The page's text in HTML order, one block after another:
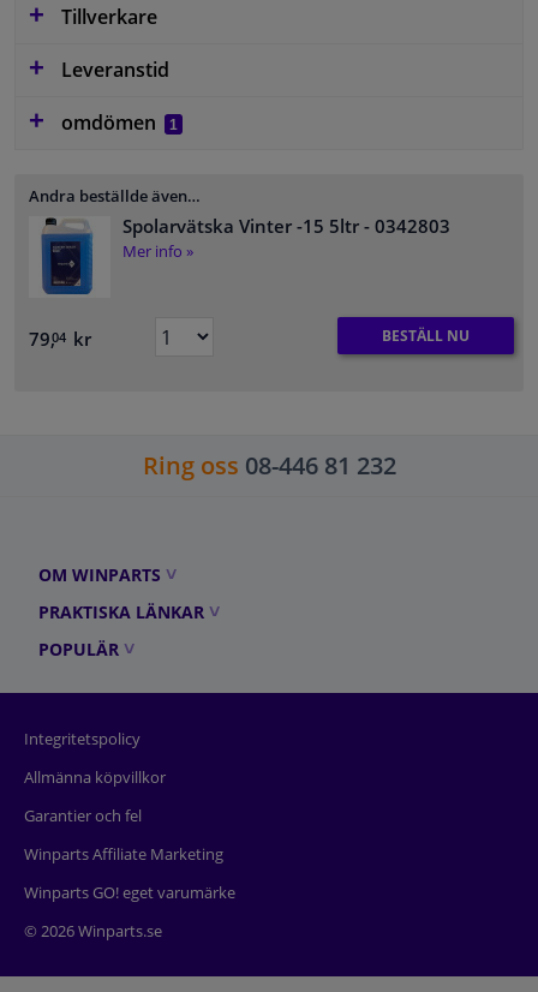
Tillverkare
Leveranstid
omdömen
1
Andra beställde även…
Spolarvätska Vinter -15 5ltr - 0342803
Mer info »
79,04 kr BESTÄLL NU
Ring oss 08-446 81 232
OM WINPARTS
PRAKTISKA LÄNKAR
POPULÄR
Integritetspolicy
Allmänna köpvillkor
Garantier och fel
Winparts Affiliate Marketing
Winparts GO! eget varumärke
© 2026 Winparts.se